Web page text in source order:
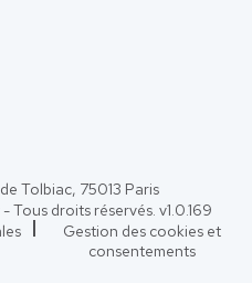
Tolbiac, 75013 Paris
Tous droits réservés. v1.0.169
Gestion des cookies et
consentements